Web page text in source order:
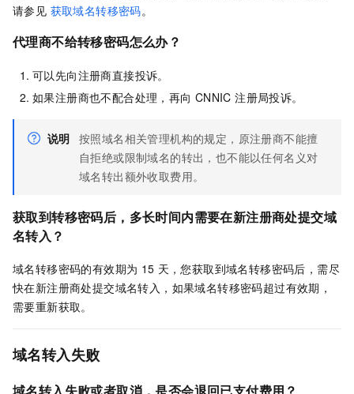
请参见 获取域名转移密码。
代理商不给转移密码怎么办？
可以先向注册商直接投诉。
如果注册商也不配合处理，再向 CNNIC 注册局投诉。
说明 按照域名相关管理机构的规定，原注册商不能擅
自拒绝或限制域名的转出，也不能以任何名义对
域名转出额外收取费用。
获取到转移密码后，多长时间内需要在新注册商处提交域
名转入？
域名转移密码的有效期为 15 天，您获取到域名转移密码后，需尽
快在新注册商处提交域名转入，如果域名转移密码超过有效期，
需要重新获取。
域名转入失败